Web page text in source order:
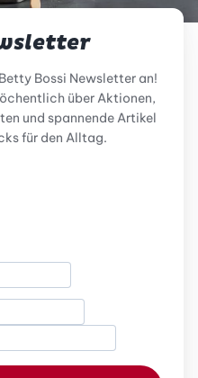
Bossi Newsletter an!
über Aktionen,
und spannende Artikel
für den Alltag.